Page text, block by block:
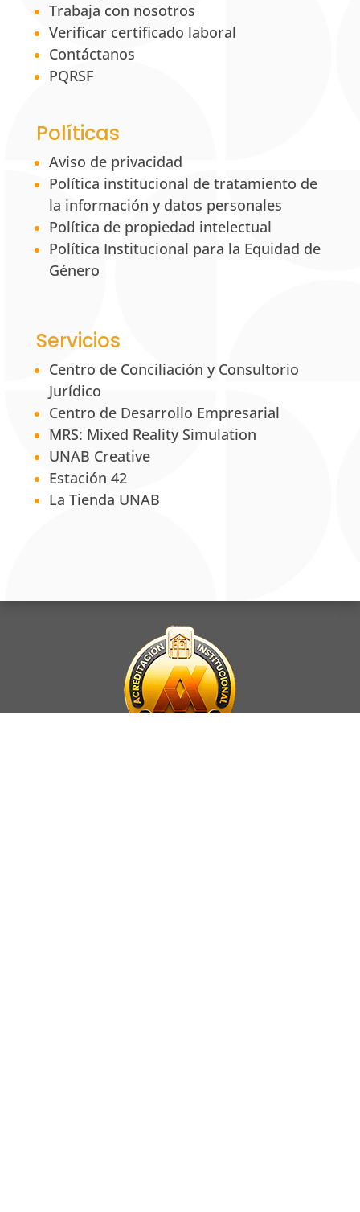
Trabaja con nosotros
Verificar certificado laboral
Contáctanos
PQRSF
Políticas
Aviso de privacidad
Política institucional de tratamiento de
la información y datos personales
Política de propiedad intelectual
Política Institucional para la Equidad de
Género
Servicios
Centro de Conciliación y Consultorio
Jurídico
Centro de Desarrollo Empresarial
MRS: Mixed Reality Simulation
UNAB Creative
Estación 42
La Tienda UNAB